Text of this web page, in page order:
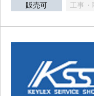
販売可 工事・